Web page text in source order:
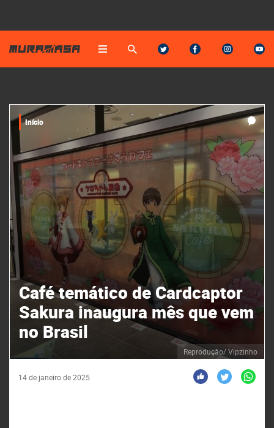
Reprodução/ Vipzinho
Início
Café temático de Cardcaptor
Sakura inaugura mês que vem
no Brasil
14 de janeiro de 2025